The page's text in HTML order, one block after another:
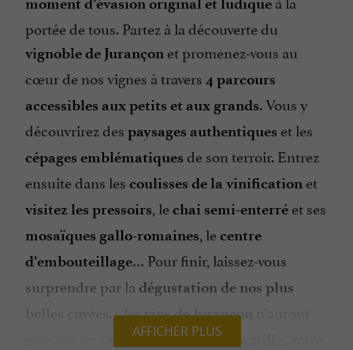
portée de tous. Partez à la découverte du
vignoble de Jurançon et promenez-vous au
cœur de nos vignes à travers 4 parcours
accessibles aux petits et aux grands. Vous y
découvrirez des paysages authentiques et les
cépages emblématiques de son terroir. Entrez
ensuite dans les coulisses de la vinification et
visitez les pressoirs, lechai semi-enterré et ses
mosaïques gallo-romaines, lecentre
d’embouteillage… Pour finir, laissez-vous
surprendre par la dégustation de nos plus
… lesvins de Jurançon
plus aucun secret pour vous ! En
AFFICHER PLUS